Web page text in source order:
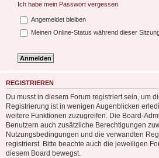
Ich habe mein Passwort vergessen
Angemeldet bleiben
Meinen Online-Status während dieser
REGISTRIEREN
Du musst in diesem Forum registriert sein, um
Registrierung ist in wenigen Augenblicken
weitere Funktionen zuzugreifen. Die Board-
Benutzern auch zusätzliche Berechtigungen
Nutzungsbedingungen und die verwandten
registrierst. Bitte beachte auch die jeweiligen
diesem Board bewegst.